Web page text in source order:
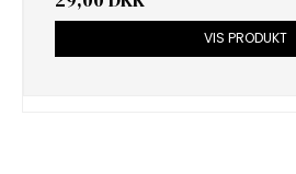
VIS PRODUKT